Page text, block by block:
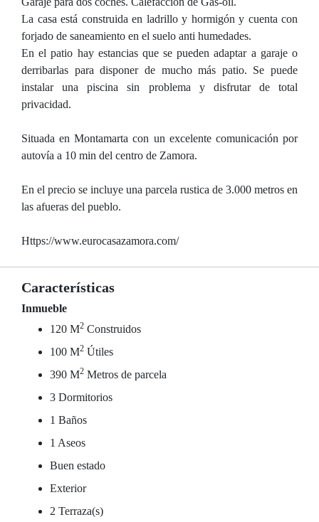
La casa está construida en ladrillo y hormigón y cuenta con
forjado de saneamiento en el suelo anti humedades.
En el patio hay estancias que se pueden adaptar a garaje o
derribarlas para disponer de mucho más patio. Se puede
instalar una piscina sin problema y disfrutar de total
privacidad.
Situada en Montamarta con un excelente comunicación por
autovía a 10 min del centro de Zamora.
En el precio se incluye una parcela rustica de 3.000 metros en
las afueras del pueblo.
Https://www.eurocasazamora.com/
Características
Inmueble
120 M2 Construidos
100 M2 Útiles
390 M2 Metros de parcela
3 Dormitorios
1 Baños
1 Aseos
Buen estado
Exterior
2 Terraza(s)